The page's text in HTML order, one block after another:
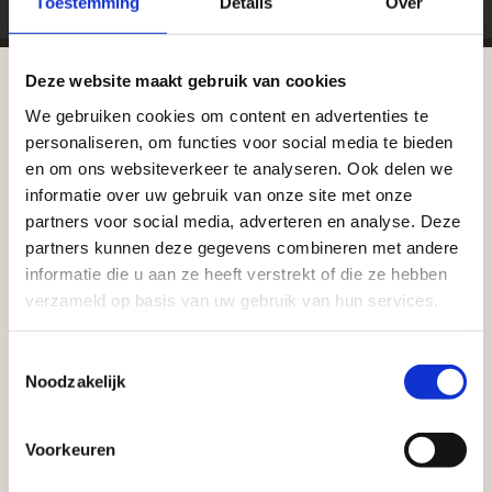
Deze website maakt gebruik van cookies
We gebruiken cookies om content en advertenties te
personaliseren, om functies voor social media te bieden
en om ons websiteverkeer te analyseren. Ook delen we
informatie over uw gebruik van onze site met onze
partners voor social media, adverteren en analyse. Deze
partners kunnen deze gegevens combineren met andere
informatie die u aan ze heeft verstrekt of die ze hebben
verzameld op basis van uw gebruik van hun services.
Noodzakelijk
Voorkeuren
Zakelijke klant worden
Vego Tuinmaterialen is de meest geschikte partner
voor zakelijke klanten op zoek naar tuin- en
infraproducten. Als professionele leverancier van
tuinmaterialen bieden wij een breed assortiment
aan producten van topkwaliteit. Lees meer over de
zakelijke mogelijkheden
Aangepaste openingstijden tijdens de
vakantieperiode
Waardenburg en Vego Dordrecht hanteren tijdens
de vakantieperiode aangepaste openingstijden op
zaterdag. Bekijk de vestigingspagina voor de
actuele openingstijden.
maanden dicht is voor al het wegverkeer, is het fijn